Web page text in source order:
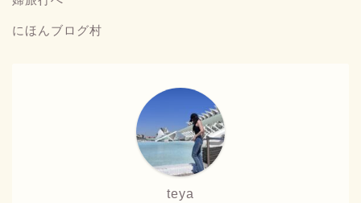
にほんブログ村
teya